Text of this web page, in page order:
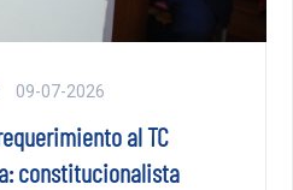
09-07-2026
al TC
constitucionalista